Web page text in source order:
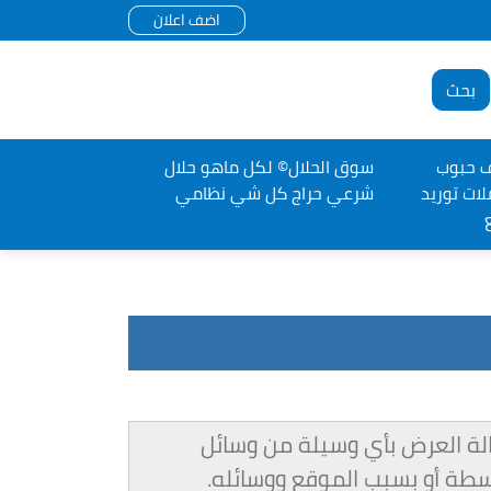
اضف اعلان
بحث
حبوب
توريد
سوق الحلال©️ لكل ماهو حلال
شرعي حراج كل شي نظامي
حالة العرض بأي وسيلة من وسائل
أو بسبب الموقع ووسائله.